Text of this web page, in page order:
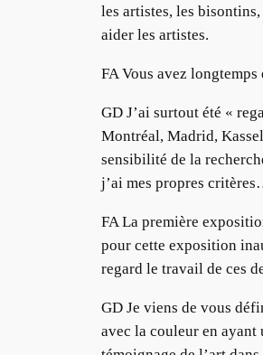
les artistes, les
aider les artistes.
FA Vous avez
GD J’ai surtout été «
Montréal, Madrid,
sensibilité de la
j’ai mes propres
FA La première
pour cette exposition
regard le travail de ces
GD Je viens de vous
avec la couleur en ayant